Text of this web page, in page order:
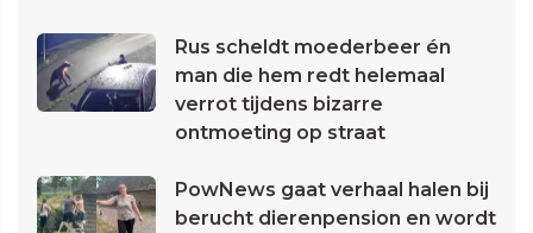
Rus scheldt moederbeer én
man die hem redt helemaal
verrot tijdens bizarre
ontmoeting op straat
PowNews gaat verhaal halen bij
berucht dierenpension en wordt